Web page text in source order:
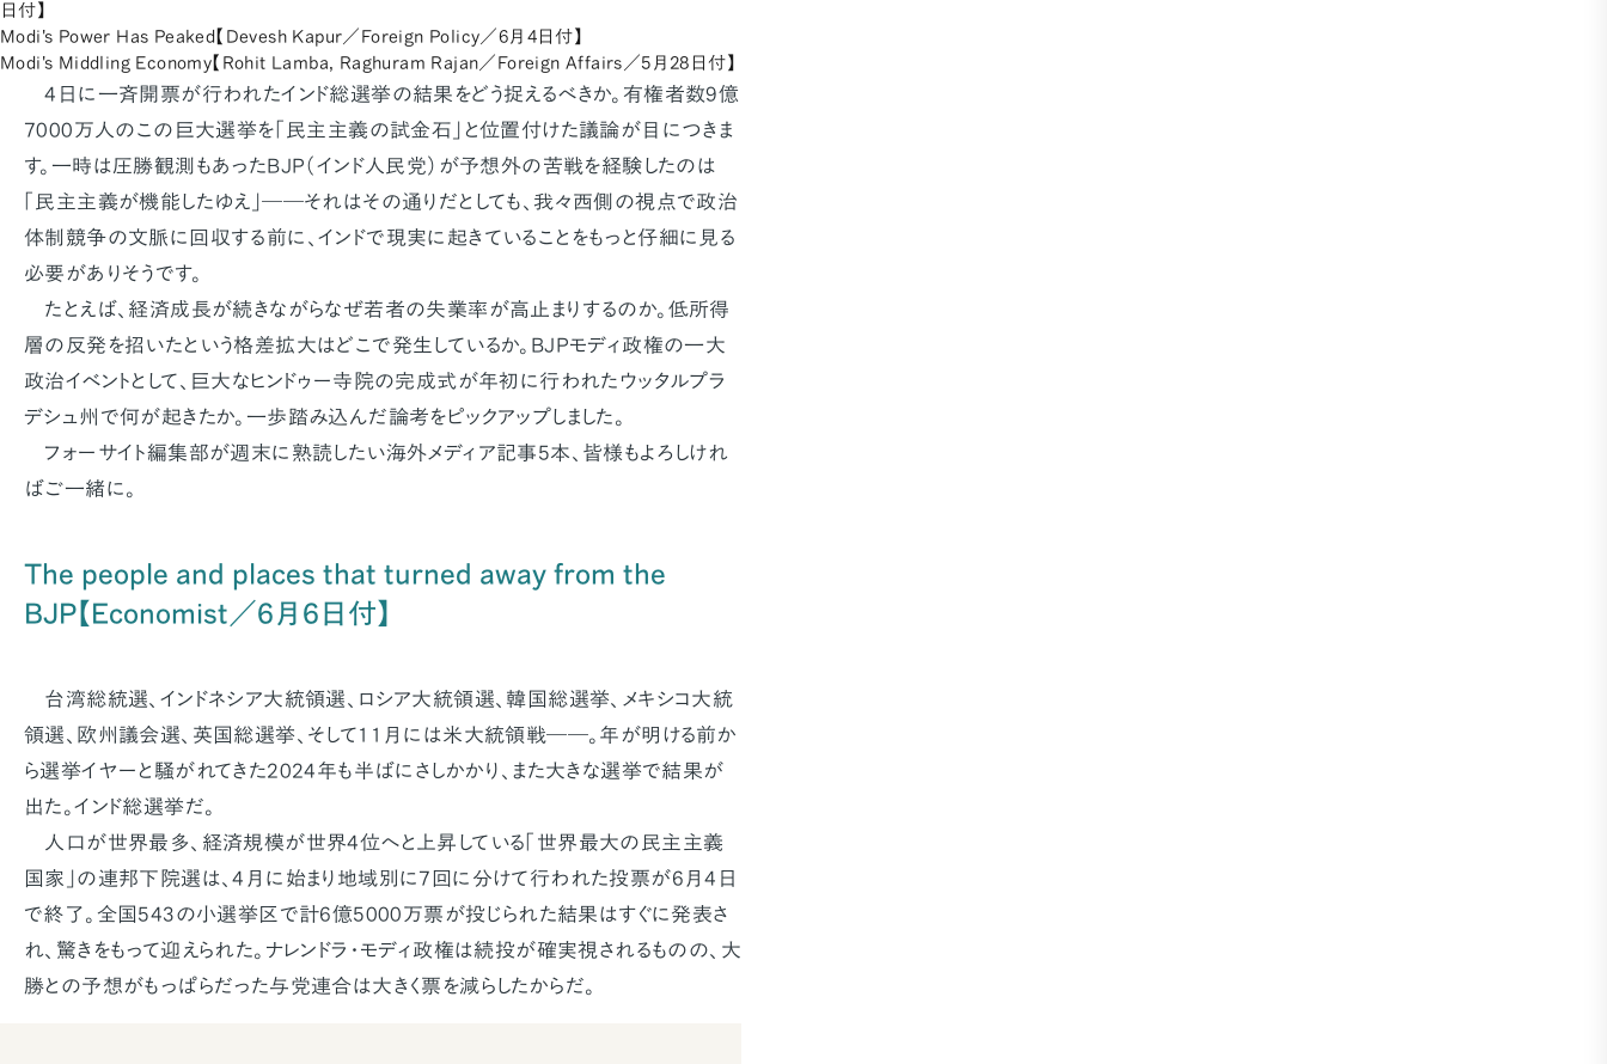
日付】
Modi's Power Has Peaked【Devesh Kapur／Foreign Policy／6月4日付】
Modi's Middling Economy【Rohit Lamba, Raghuram Rajan／Foreign Affairs／5月28日付】
4日に一斉開票が行われたインド総選挙の結果をどう捉えるべきか。有権者数9億
7000万人のこの巨大選挙を「民主主義の試金石」と位置付けた議論が目につきま
す。一時は圧勝観測もあったBJP（インド人民党）が予想外の苦戦を経験したのは
「民主主義が機能したゆえ」――それはその通りだとしても、我々西側の視点で政治
体制競争の文脈に回収する前に、インドで現実に起きていることをもっと仔細に見る
必要がありそうです。
たとえば、経済成長が続きながらなぜ若者の失業率が高止まりするのか。低所得
層の反発を招いたという格差拡大はどこで発生しているか。BJPモディ政権の一大
政治イベントとして、巨大なヒンドゥー寺院の完成式が年初に行われたウッタルプラ
デシュ州で何が起きたか。一歩踏み込んだ論考をピックアップしました。
フォーサイト編集部が週末に熟読したい海外メディア記事5本、皆様もよろしけれ
ばご一緒に。
The people and places that turned away from the
BJP【Economist／6月6日付】
台湾総統選、インドネシア大統領選、ロシア大統領選、韓国総選挙、メキシコ大統
領選、欧州議会選、英国総選挙、そして11月には米大統領戦――。年が明ける前か
ら選挙イヤーと騒がれてきた2024年も半ばにさしかかり、また大きな選挙で結果が
出た。インド総選挙だ。
人口が世界最多、経済規模が世界4位へと上昇している「世界最大の民主主義
国家」の連邦下院選は、4月に始まり地域別に7回に分けて行われた投票が6月4日
で終了。全国543の小選挙区で計6億5000万票が投じられた結果はすぐに発表さ
れ、驚きをもって迎えられた。ナレンドラ・モディ政権は続投が確実視されるものの、大
勝との予想がもっぱらだった与党連合は大きく票を減らしたからだ。